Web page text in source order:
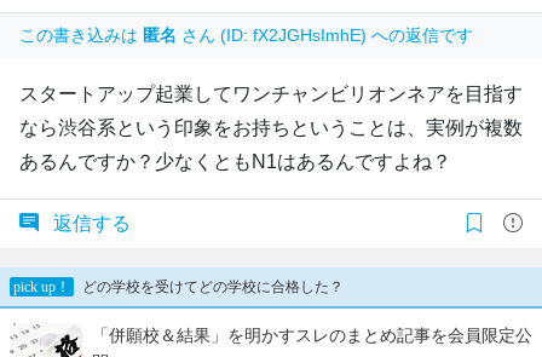
この書き込みは 匿名 さん (ID: fX2JGHsImhE) への返信です
スタートアップ起業してワンチャンビリオンネアを目指す
なら渋谷系という印象をお持ちということは、実例が複数
あるんですか？少なくともN1はあるんですよね？
返信する